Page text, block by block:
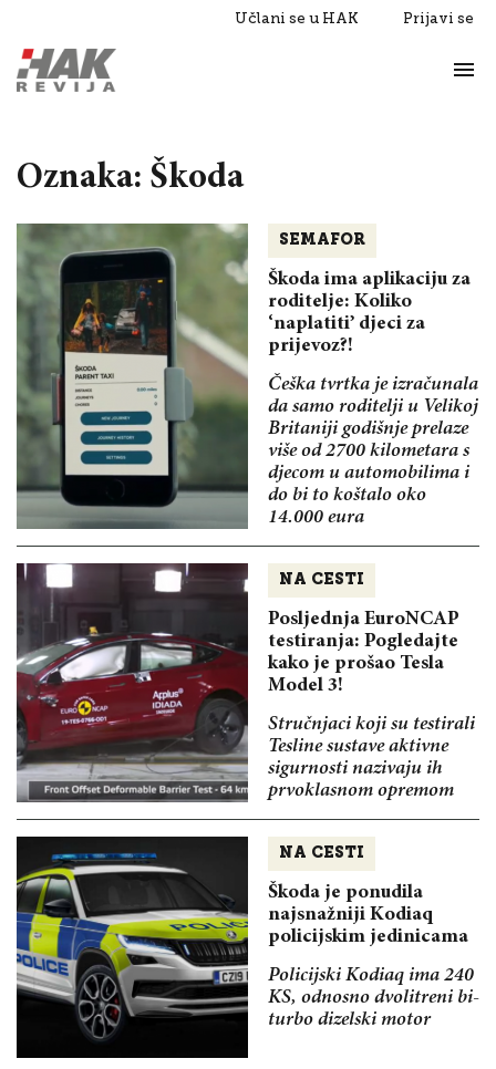
Učlani se u HAK Prijavi se
Razgovori
Oznaka: Škoda
SEMAFOR
Škoda ima aplikaciju za
roditelje: Koliko
‘naplatiti’ djeci za
prijevoz?!
Češka tvrtka je izračunala
da samo roditelji u Velikoj
Britaniji godišnje prelaze
više od 2700 kilometara s
djecom u automobilima i
do bi to koštalo oko
14.000 eura
NA CESTI
Posljednja EuroNCAP
testiranja: Pogledajte
kako je prošao Tesla
Model 3!
Stručnjaci koji su testirali
Tesline sustave aktivne
sigurnosti nazivaju ih
prvoklasnom opremom
NA CESTI
Škoda je ponudila
najsnažniji Kodiaq
policijskim jedinicama
Policijski Kodiaq ima 240
KS, odnosno dvolitreni bi-
turbo dizelski motor